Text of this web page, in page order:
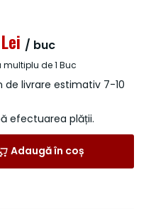
de livrare estimativ 7-10
efectuarea plății.
/ buc
de 1 Buc
Adaugă în coș